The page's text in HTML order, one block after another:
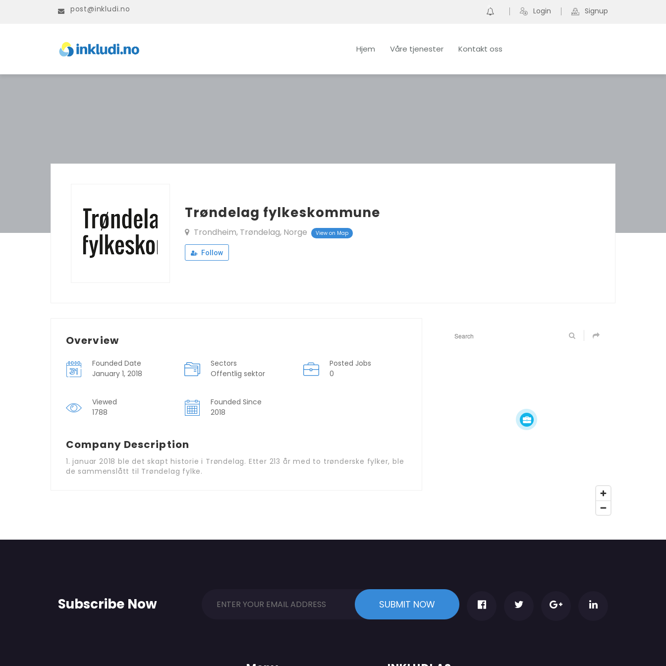
post@inkludi.no 0 Login Signup
Hjem Våre tjenester Kontakt oss
Trøndelag fylkeskommune
Trondheim, Trøndelag, Norge View on Map
Follow
Overview
Founded Date
January 1, 2018
Sectors
Offentlig sektor
Posted Jobs
0
Viewed
1788
Founded Since
2018
Company Description
1. januar 2018 ble det skapt historie i Trøndelag. Etter 213 år med to trønderske fylker, ble
de sammenslått til Trøndelag fylke.
Subscribe Now